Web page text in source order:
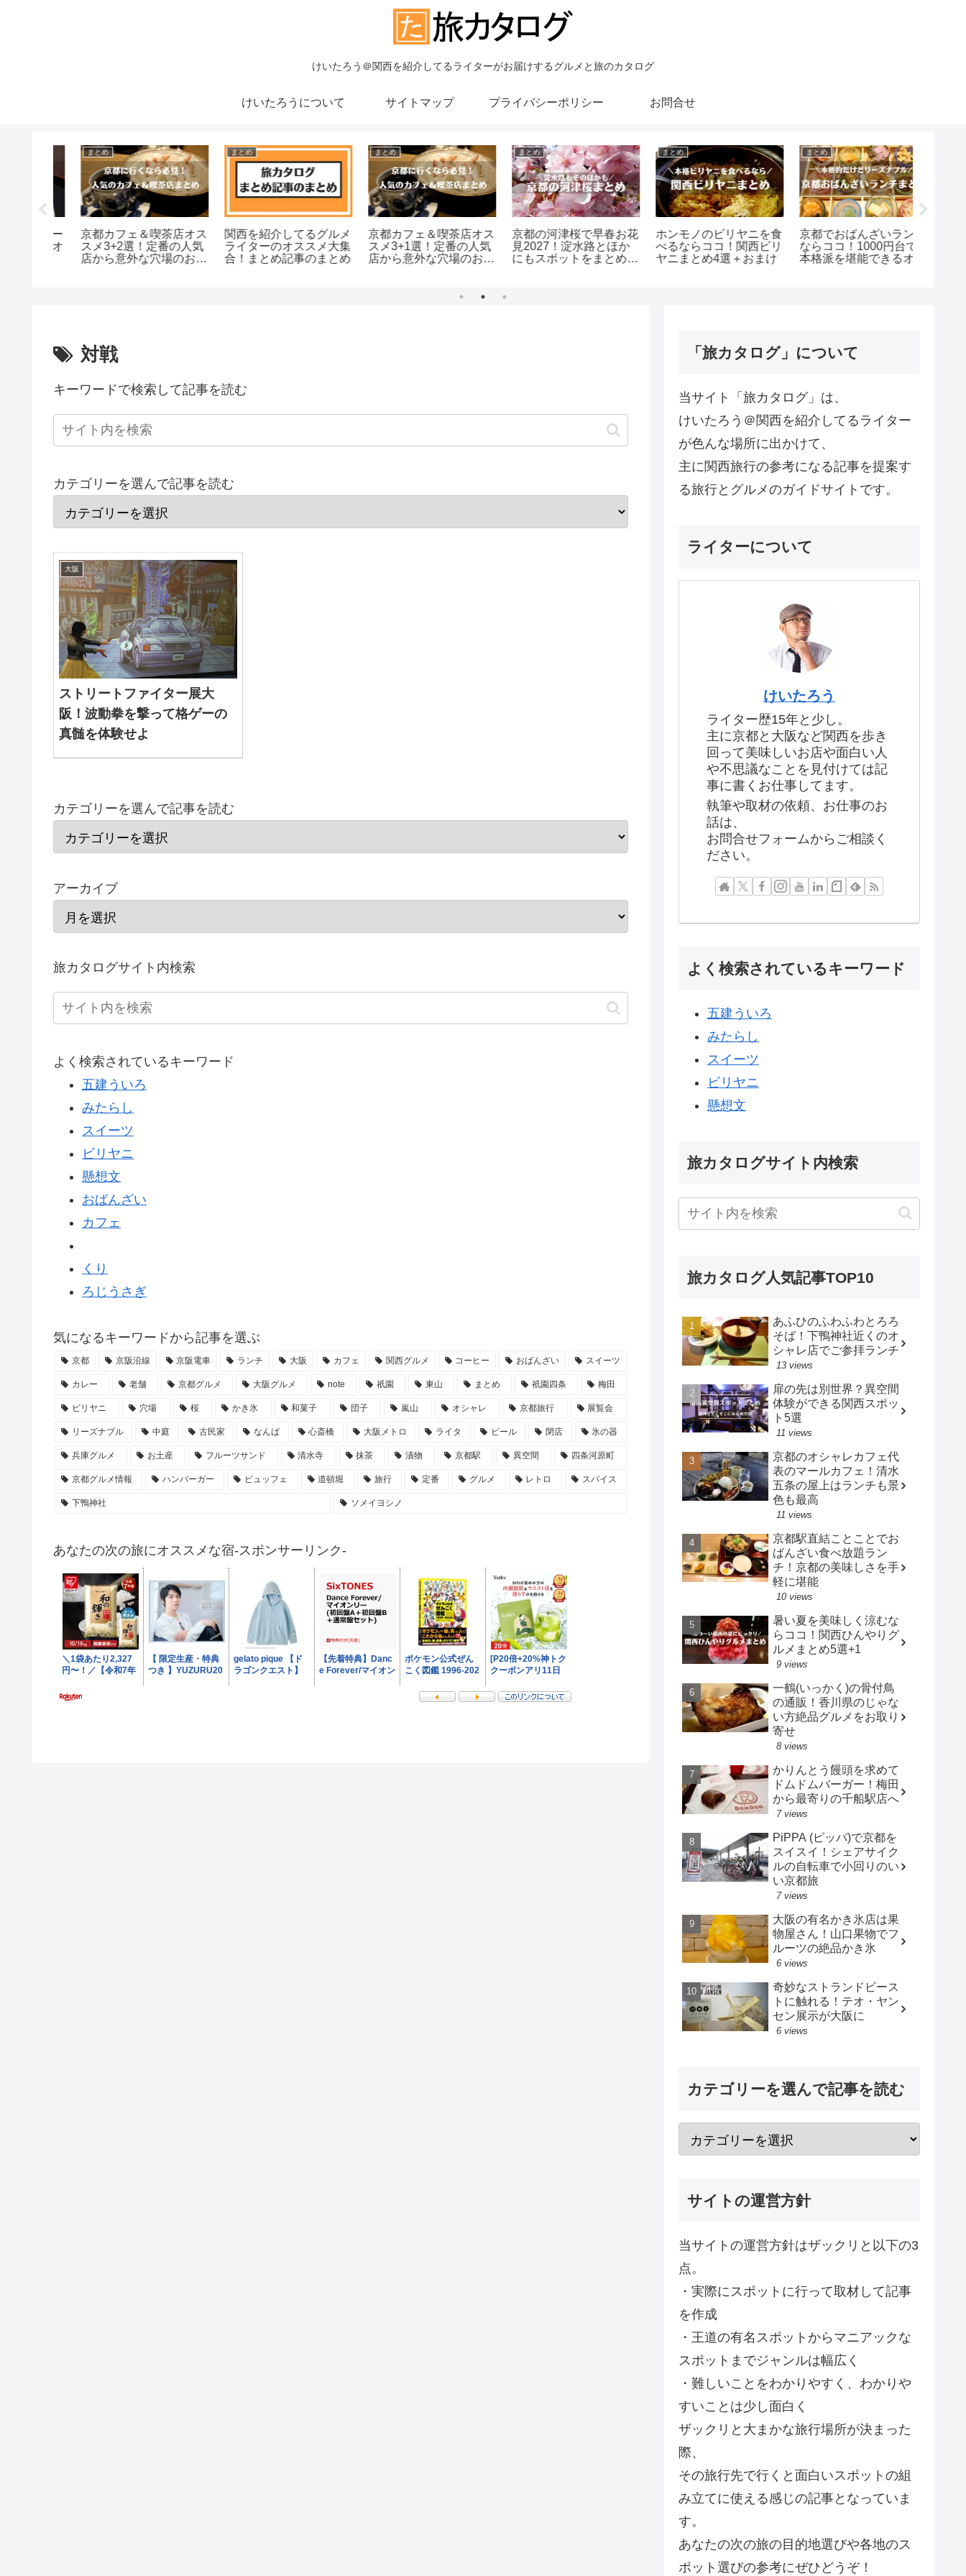
けいたろう＠関西を紹介してるライターがお届けするグルメと旅のカタログ
けいたろうについて サイトマップ プライバシーポリシー お問合せ
まとめ
京都カフェ＆喫茶店オス
スメ3+2選！定番の人気
店から意外な穴場のお店
まとめ
関西を紹介してるグルメ
ライターのオススメ大集
合！まとめ記事のまとめ
まとめ
京都カフェ＆喫茶店オス
スメ3+1選！定番の人気
店から意外な穴場のお店
まとめ
京都の河津桜で早春お花
見2027！淀水路とほか
にもスポットをまとめて
まとめ
ホンモノのビリヤニを食
べるならココ！関西ビリ
ヤニまとめ4選＋おまけ
京都でおばんざいランチ
ならココ！1000円台で
本格派を堪能できるオス
対戦
キーワードで検索して記事を読む
カテゴリーを選んで記事を読む
大阪
ストリートファイター展大
阪！波動拳を撃って格ゲーの
真髄を体験せよ
カテゴリーを選んで記事を読む
アーカイブ
旅カタログサイト内検索
よく検索されているキーワード
五建ういろ
みたらし
スイーツ
ビリヤニ
懸想文
おばんざい
カフェ
くり
ろじうさぎ
気になるキーワードから記事を選ぶ
京都 京阪沿線 京阪電車 ランチ 大阪 カフェ 関西グルメ コーヒー おばんざい スイーツ
カレー 老舗 京都グルメ 大阪グルメ note 祇園 東山 まとめ 祇園四条 梅田
ビリヤニ 穴場 桜 かき氷 和菓子 団子 嵐山 オシャレ 京都旅行 展覧会
リーズナブル 中庭 古民家 なんば 心斎橋 大阪メトロ ライタ ビール 閉店 氷の器
兵庫グルメ お土産 フルーツサンド 清水寺 抹茶 漬物 京都駅 異空間 四条河原町
京都グルメ情報 ハンバーガー ビュッフェ 道頓堀 旅行 定番 グルメ レトロ スパイス
下鴨神社 ソメイヨシノ
あなたの次の旅にオススメな宿-スポンサーリンク-
「旅カタログ」について
当サイト「旅カタログ」は、
けいたろう＠関西を紹介してるライター
が色んな場所に出かけて、
主に関西旅行の参考になる記事を提案す
る旅行とグルメのガイドサイトです。
ライターについて
けいたろう
ライター歴15年と少し。
主に京都と大阪など関西を歩き
回って美味しいお店や面白い人
や不思議なことを見付けては記
事に書くお仕事してます。
執筆や取材の依頼、お仕事のお
話は、
お問合せフォームからご相談く
ださい。
よく検索されているキーワード
五建ういろ
みたらし
スイーツ
ビリヤニ
懸想文
旅カタログサイト内検索
旅カタログ人気記事TOP10
あふひのふわふわとろろ
そば！下鴨神社近くのオ
シャレ店でご参拝ランチ
13 views
扉の先は別世界？異空間
体験ができる関西スポッ
ト5選
11 views
京都のオシャレカフェ代
表のマールカフェ！清水
五条の屋上はランチも景
色も最高
11 views
京都駅直結ことことでお
ばんざい食べ放題ラン
チ！京都の美味しさを手
軽に堪能
10 views
暑い夏を美味しく涼むな
らココ！関西ひんやりグ
ルメまとめ5選+1
9 views
一鶴(いっかく)の骨付鳥
の通販！香川県のじゃな
い方絶品グルメをお取り
寄せ
8 views
かりんとう饅頭を求めて
ドムドムバーガー！梅田
から最寄りの千船駅店へ
7 views
PiPPA (ピッパ)で京都を
スイスイ！シェアサイク
ルの自転車で小回りのい
い京都旅
7 views
大阪の有名かき氷店は果
物屋さん！山口果物でフ
ルーツの絶品かき氷
6 views
奇妙なストランドビース
トに触れる！テオ・ヤン
セン展示が大阪に
6 views
カテゴリーを選んで記事を読む
サイトの運営方針
当サイトの運営方針はザックリと以下の3
点。
・実際にスポットに行って取材して記事
を作成
・王道の有名スポットからマニアックな
スポットまでジャンルは幅広く
・難しいことをわかりやすく、わかりや
すいことは少し面白く
ザックリと大まかな旅行場所が決まった
際、
その旅行先で行くと面白いスポットの組
み立てに使える感じの記事となっていま
す。
あなたの次の旅の目的地選びや各地のス
ポット選びの参考にぜひどうぞ！